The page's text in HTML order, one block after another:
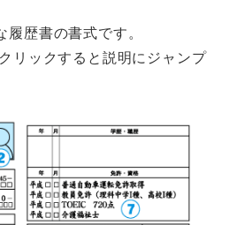
歴書の書式です。
リックすると説明にジャンプ